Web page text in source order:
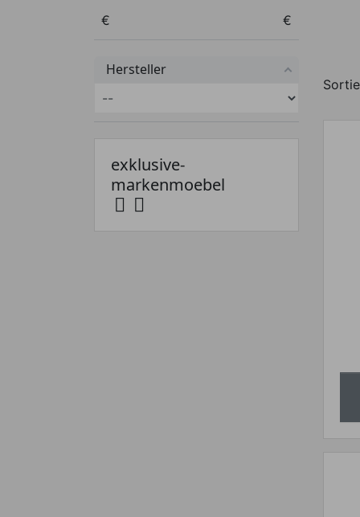
Preis von
€ Preis bis
€
Hersteller
exklusive-
markenmoebel
 